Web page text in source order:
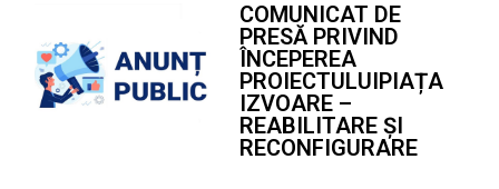
COMUNICAT DE
PRESĂ PRIVIND
ÎNCEPEREA
PROIECTULUIPIAȚA
IZVOARE –
REABILITARE ȘI
RECONFIGURARE